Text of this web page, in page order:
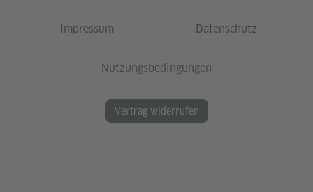
Impressum Datenschutz
Nutzungsbedingungen
Vertrag widerrufen